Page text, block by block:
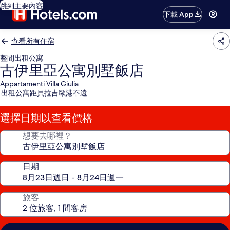
跳到主要內容
下載 App
查看所有住宿
整間出租公寓
古伊里亞公寓別墅飯店
Appartamenti Villa Giulia
出租公寓距貝拉吉歐港不遠
選擇日期以查看價格
想要去哪裡？
日期
旅客